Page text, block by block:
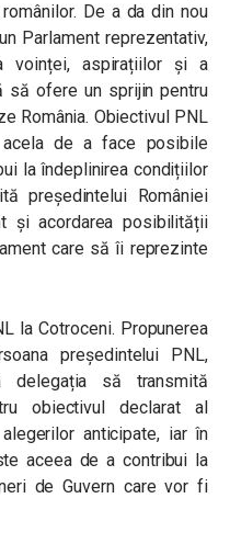
De a da din nou
Parlament reprezentativ,
aspirațiilor și a
să ofere un sprijin pentru
România. Obiectivul PNL
de a face posibile
la îndeplinirea condițiilor
președintelui României
și acordarea posibilității
care să îi reprezinte
la Cotroceni. Propunerea
președintelui PNL,
delegația să transmită
obiectivul declarat al
anticipate, iar în
aceea de a contribui la
de Guvern care vor fi